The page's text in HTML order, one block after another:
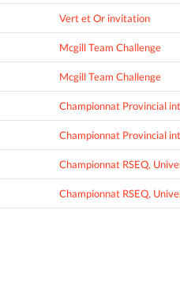
Vert et Or invitation
Mcgill Team Challenge
Mcgill Team Challenge
Championnat Provincial
Championnat Provincial
Championnat RSEQ,
Championnat RSEQ,